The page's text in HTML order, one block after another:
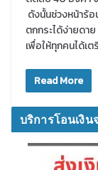
ดังนั้นช่วงหน้าร้อ
ตกกระได้ง่ายดา
เพื่อให้ทุกคนได้เ
Read More
บริการโอนเงิน